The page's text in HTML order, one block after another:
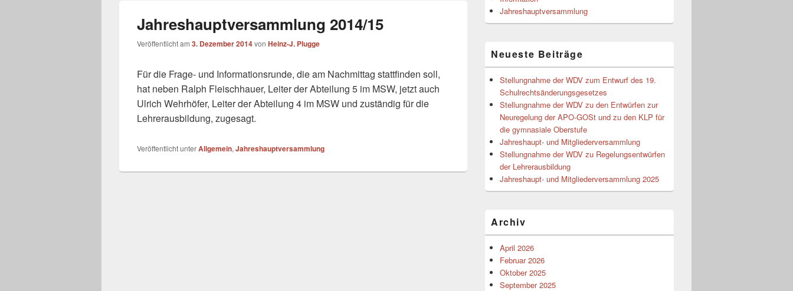
Jahreshauptversammlung 2014/15
Veröffentlicht am 3. Dezember 2014von Heinz-J. Plugge
Für die Frage- und Informationsrunde, die am Nachmittag stattfinden soll,
hat neben Ralph Fleischhauer, Leiter der Abteilung 5 im MSW, jetzt auch
Ulrich Wehrhöfer, Leiter der Abteilung 4 im MSW und zuständig für die
Lehrerausbildung, zugesagt.
Veröffentlicht unterAllgemein, Jahreshauptversammlung
Jahreshauptversammlung
Neueste Beiträge
Stellungnahme der WDV zum Entwurf des 19.
Schulrechtsänderungsgesetzes
Stellungnahme der WDV zu den Entwürfen zur
Neuregelung der APO-GOSt und zu den KLP für
die gymnasiale Oberstufe
Jahreshaupt- und Mitgliederversammlung
Stellungnahme der WDV zu Regelungsentwürfen
der Lehrerausbildung
Jahreshaupt- und Mitgliederversammlung 2025
Archiv
April 2026
Februar 2026
Oktober 2025
September 2025